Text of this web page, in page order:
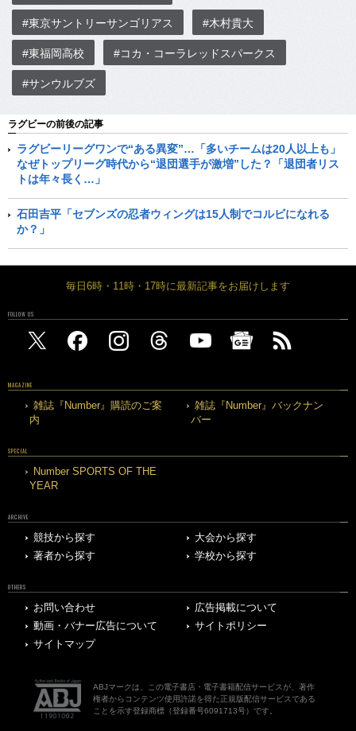
#東京サントリーサンゴリアス #木村貴大
#東福岡高校 #コカ・コーラレッドスパークス
#サンウルブズ
ラグビーの前後の記事
ラグビーリーグワンで“ある異変”…「多いチームは20人以上も」
なぜトップリーグ時代から“退団選手が激増”した？「退団者リス
トは年々長く…」
石田吉平「セブンズの忍者ウィングは15人制でコルビになれる
か？」
毎日6時・11時・17時に最新記事をお届けします
FOLLOW US
MAGAZINE
雑誌『Number』購読のご案
内
雑誌『Number』バックナン
バー
SPECIAL
Number SPORTS OF THE
YEAR
ARCHIVE
競技から探す
大会から探す
著者から探す
学校から探す
OTHERS
お問い合わせ
広告掲載について
動画・バナー広告について
サイトポリシー
サイトマップ
ABJマークは、この電子書店・電子書籍配信サービスが、著作
権者からコンテンツ使用許諾を得た正規版配信サービスである
ことを示す登録商標（登録番号6091713号）です。